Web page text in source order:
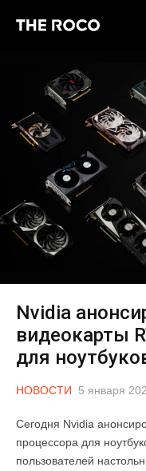
Nvidia
видеокарты
для
НОВОСТИ 5 января
Сегодня Nvidia
процессора для
пользователей